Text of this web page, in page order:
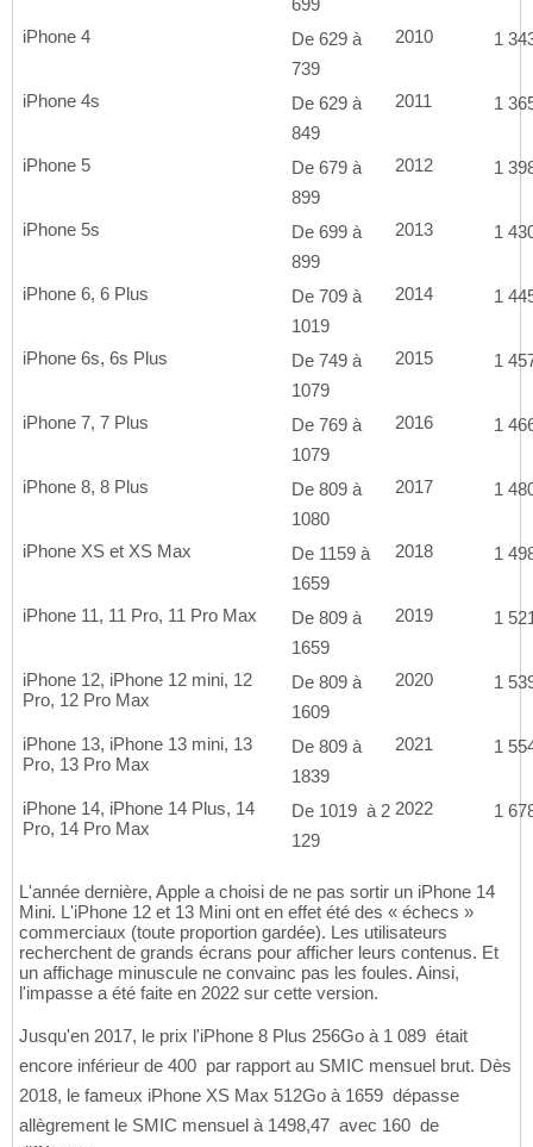
699
iPhone 4
De 629 à
739
2010 1
iPhone 4s
De 629 à
849
2011 1
iPhone 5
De 679 à
899
2012 1
iPhone 5s
De 699 à
899
2013 1
iPhone 6, 6 Plus
De 709 à
1019
2014 1
iPhone 6s, 6s Plus
De 749 à
1079
2015 1
iPhone 7, 7 Plus
De 769 à
1079
2016 1
iPhone 8, 8 Plus
De 809 à
1080
2017 1
iPhone XS et XS Max
De 1159 à
1659
2018 1
iPhone 11, 11 Pro, 11 Pro Max
De 809 à
1659
2019 1
iPhone 12, iPhone 12 mini, 12
Pro, 12 Pro Max
De 809 à
1609
2020 1
iPhone 13, iPhone 13 mini, 13
Pro, 13 Pro Max
De 809 à
1839
2021 1
iPhone 14, iPhone 14 Plus, 14
Pro, 14 Pro Max
De 1019  à 2
129 
2022 1
L'année dernière, Apple a choisi de ne pas sortir un iPhone 14
Mini. L'iPhone 12 et 13 Mini ont en effet été des « échecs »
commerciaux (toute proportion gardée). Les utilisateurs
recherchent de grands écrans pour afficher leurs contenus. Et
un affichage minuscule ne convainc pas les foules. Ainsi,
l'impasse a été faite en 2022 sur cette version.
Jusqu'en 2017, le prix l'iPhone 8 Plus 256Go à 1 089  était
encore inférieur de 400  par rapport au SMIC mensuel brut. Dès
2018, le fameux iPhone XS Max 512Go à 1659  dépasse
allègrement le SMIC mensuel à 1498,47  avec 160  de